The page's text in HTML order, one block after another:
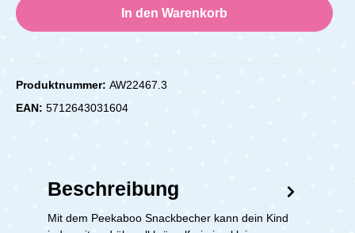
In den Warenkorb
Produktnummer: AW22467.3
EAN: 5712643031604
Beschreibung
Mit dem Peekaboo Snackbecher kann dein Kind